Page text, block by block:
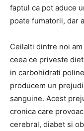
faptul ca pot aduce
poate fumatorii, dar
Ceilalti dintre noi
ceea ce priveste
in carbohidrati
producem un
sanguine. Acest
cronica care
cerebral, diabet si